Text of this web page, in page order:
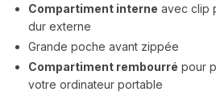
Compartiment interne avec clip
dur externe
Grande poche avant zippée
Compartiment rembourré pour
votre ordinateur portable